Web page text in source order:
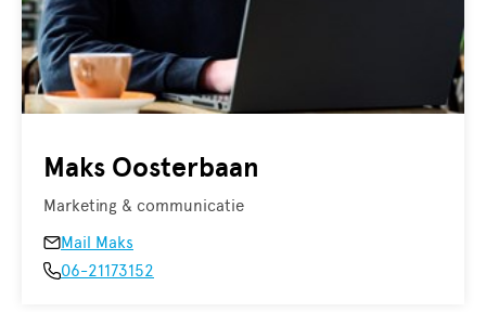
Maks Oosterbaan
Marketing & communicatie
Mail Maks
06-21173152